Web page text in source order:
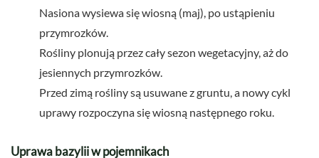
Nasiona wysiewa się wiosną (maj), po ustąpieniu
przymrozków.
Rośliny plonują przez cały sezon wegetacyjny, aż do
jesiennych przymrozków.
Przed zimą rośliny są usuwane z gruntu, a nowy cykl
uprawy rozpoczyna się wiosną następnego roku.
Uprawa bazylii w pojemnikach